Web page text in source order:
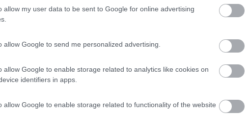
allow my user data to be sent to Google for online advertising
allow Google to send me personalized advertising.
allow Google to enable storage related to analytics like cookies on
identifiers in apps.
allow Google to enable storage related to functionality of the website
8
Posizione
di Taro (PR) - 24.6km